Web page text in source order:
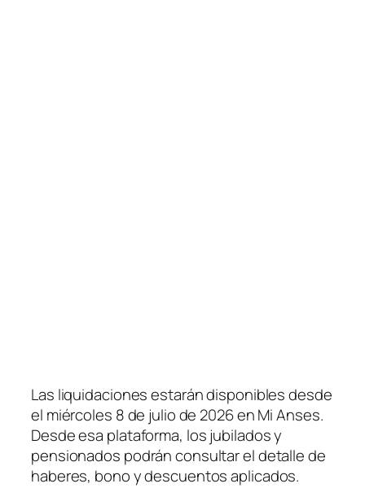
Las liquidaciones estarán disponibles desde
el miércoles 8 de julio de 2026 en Mi Anses.
Desde esa plataforma, los jubilados y
pensionados podrán consultar el detalle de
haberes, bono y descuentos aplicados.